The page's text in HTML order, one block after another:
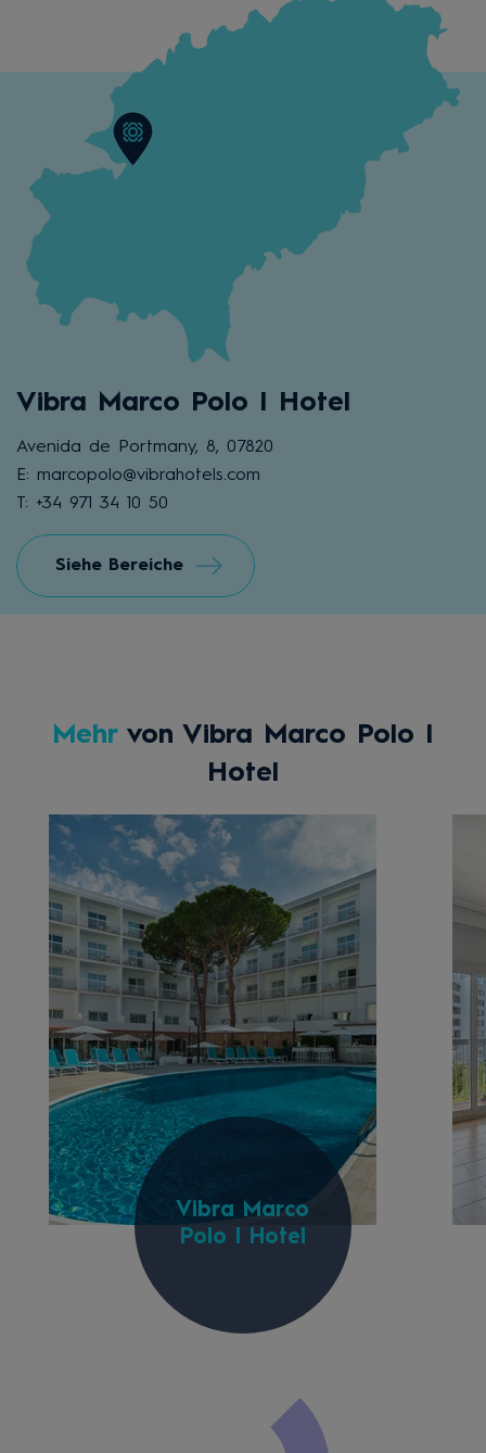
Vibra Marco Polo I Hotel
Avenida de Portmany, 8, 07820
E: marcopolo@vibrahotels.com
T: +34 971 34 10 50
Siehe Bereiche
Mehrvon Vibra Marco Polo I
Hotel
Vibra Marco
Polo I Hotel